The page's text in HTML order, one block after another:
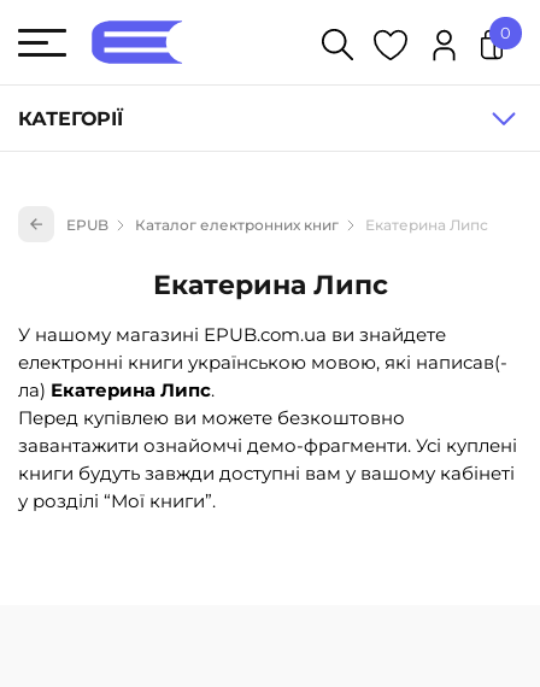
КАТЕГОРІЇ
Книги для дітей (835)
Книги для підлітків (240)
Навчальна література та посібники (527)
Енциклопедії, довідники, словники (55)
Подарункові сертифікати (1)
0
EPUB Каталог електронних книг Екатерина Липс
Екатерина Липс
У нашому магазині EPUB.com.ua ви знайдете
електронні книги українською мовою, які написав(-
ла) Екатерина Липс.
Перед купівлею ви можете безкоштовно
завантажити ознайомчі демо-фрагменти. Усі куплені
книги будуть завжди доступні вам у вашому кабінеті
у розділі “Мої книги”.